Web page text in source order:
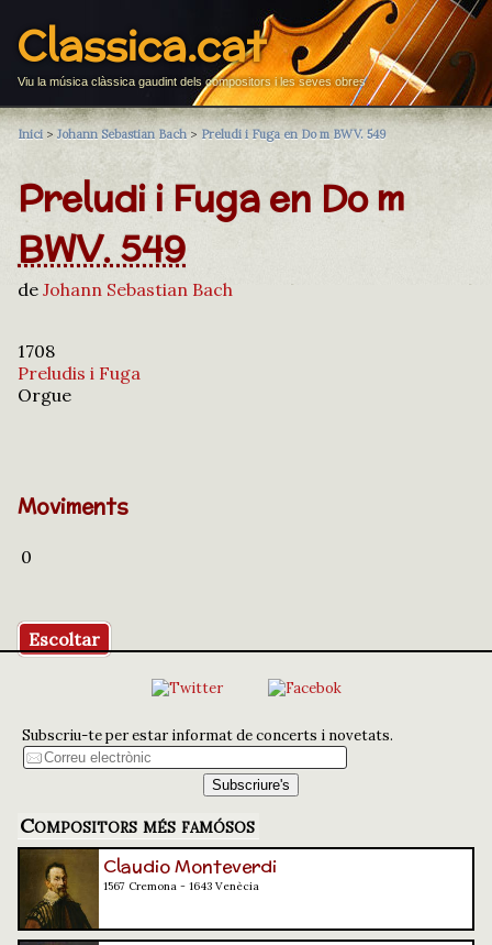
Classica.cat
Viu la música clàssica gaudint dels compositors i les seves obres
Inici > Johann Sebastian Bach > Preludi i Fuga en Do m BWV. 549
Preludi i Fuga en Do m
BWV. 549
de Johann Sebastian Bach
1708
Preludis i Fuga
Orgue
Moviments
0
Escoltar
Subscriu-te per estar informat de concerts i novetats.
Compositors més famósos
Claudio Monteverdi
1567 Cremona - 1643 Venècia